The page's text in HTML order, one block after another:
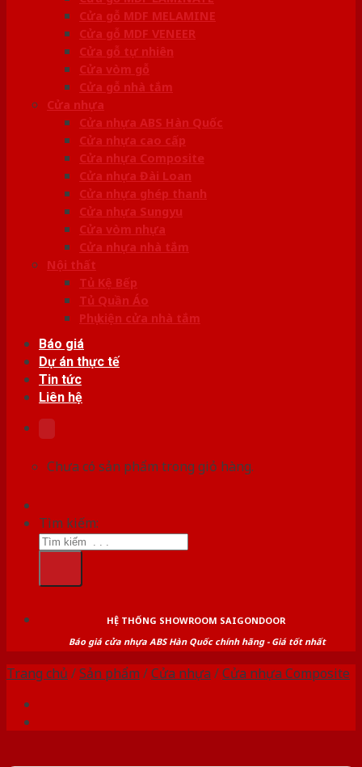
Cửa gỗ MDF MELAMINE
Cửa gỗ MDF VENEER
Cửa gỗ tự nhiên
Cửa vòm gỗ
Cửa gỗ nhà tắm
Cửa nhựa
Cửa nhựa ABS Hàn Quốc
Cửa nhựa cao cấp
Cửa nhựa Composite
Cửa nhựa Đài Loan
Cửa nhựa ghép thanh
Cửa nhựa Sungyu
Cửa vòm nhựa
Cửa nhựa nhà tắm
Nội thất
Tủ Kệ Bếp
Tủ Quần Áo
Phụ kiện cửa nhà tắm
Báo giá
Dự án thực tế
Tin tức
Liên hệ
Chưa có sản phẩm trong giỏ hàng.
Tìm kiếm:
HỆ THỐNG SHOWROOM SAIGONDOOR
Báo giá cửa nhựa ABS Hàn Quốc chính hãng - Giá tốt nhất
Trang chủ /Sản phẩm /Cửa nhựa /Cửa nhựa Composite